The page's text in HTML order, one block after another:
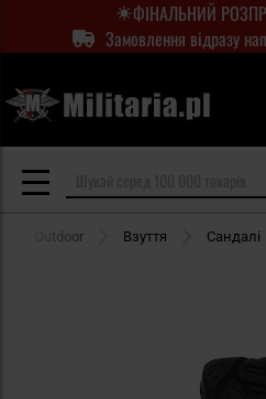
ФІНАЛЬНИЙ
Замовлення відразу
Outdoor Взуття Сандалі